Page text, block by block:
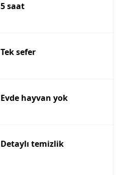
5 saat
Tek sefer
Evde hayvan yok
Detaylı temizlik